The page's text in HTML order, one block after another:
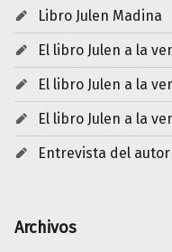
Libro Julen Madina
El libro Julen a la
El libro Julen a la
El libro Julen a la
Entrevista del
Archivos